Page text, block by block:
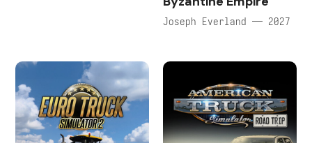
Joseph Everland — 2027